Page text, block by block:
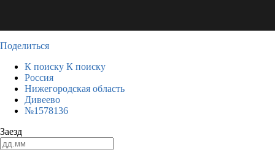
Поделиться
К поиску К поиску
Россия
Нижегородская область
Дивеево
№1578136
Заезд